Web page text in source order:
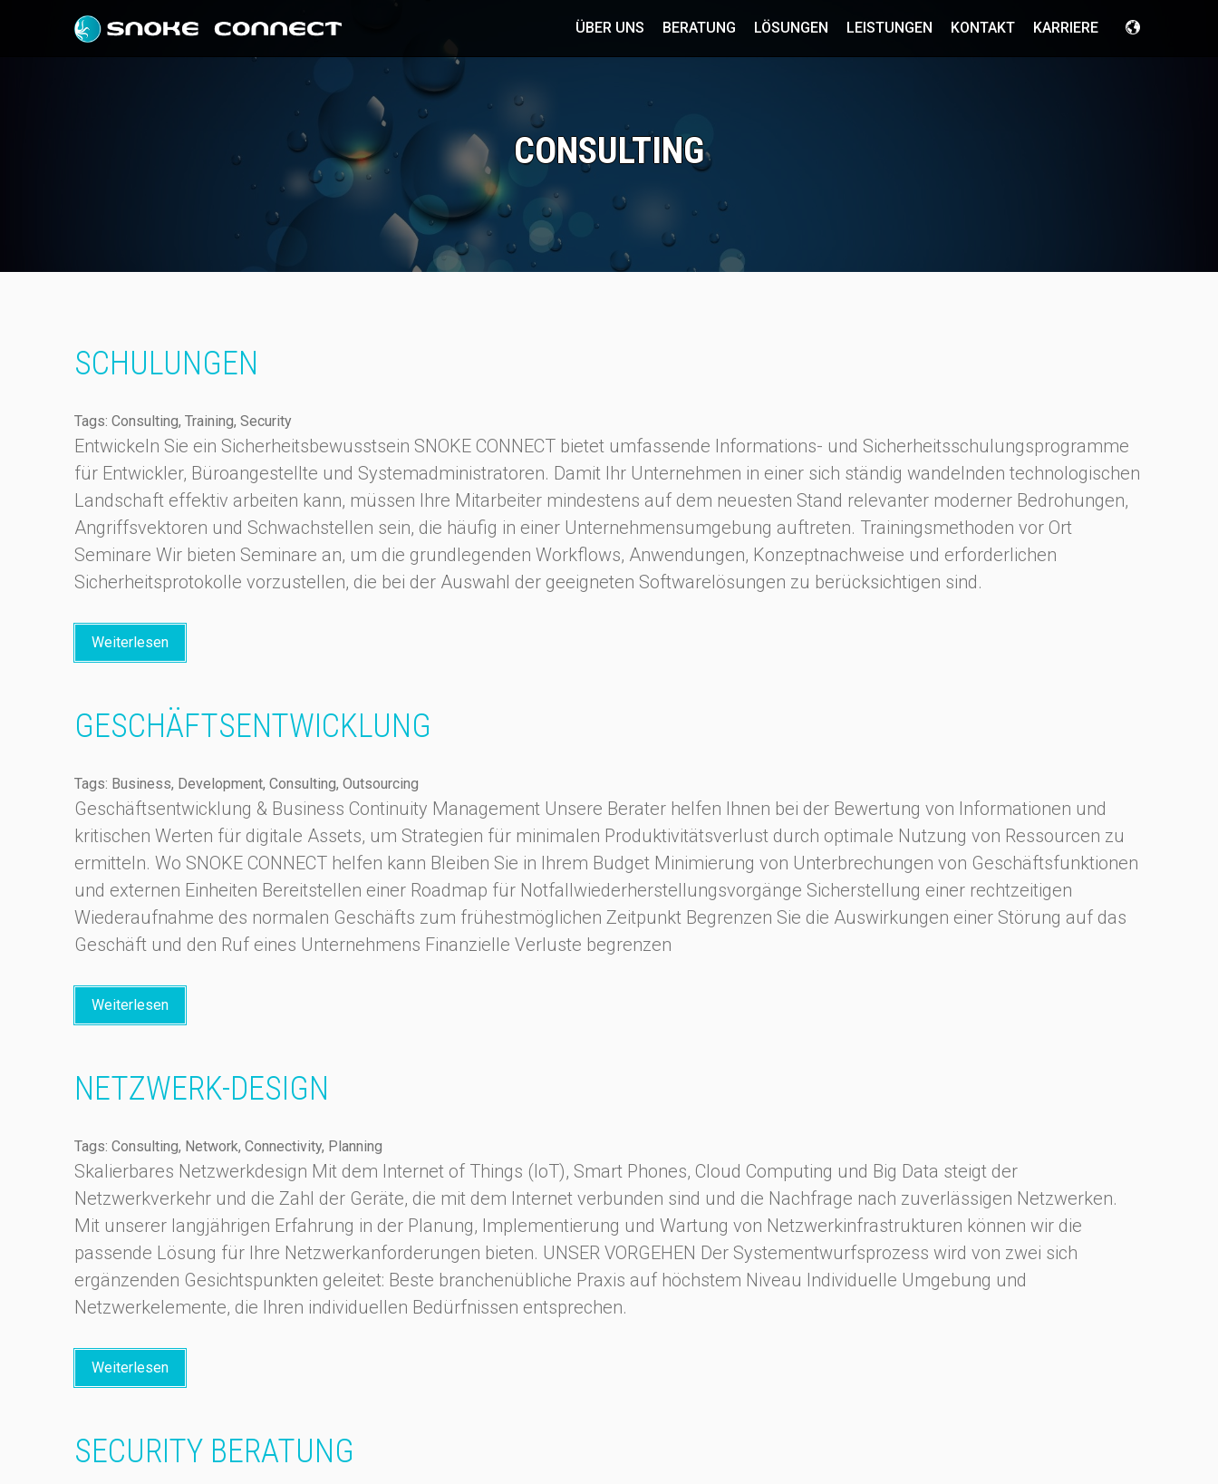
ÜBER UNS BERATUNG LÖSUNGEN LEISTUNGEN KONTAKT KARRIERE
CONSULTING
SCHULUNGEN
Tags: Consulting, Training, Security
Entwickeln Sie ein Sicherheitsbewusstsein SNOKE CONNECT bietet umfassende Informations- und Sicherheitsschulungsprogramme
für Entwickler, Büroangestellte und Systemadministratoren. Damit Ihr Unternehmen in einer sich ständig wandelnden technologischen
Landschaft effektiv arbeiten kann, müssen Ihre Mitarbeiter mindestens auf dem neuesten Stand relevanter moderner Bedrohungen,
Angriffsvektoren und Schwachstellen sein, die häufig in einer Unternehmensumgebung auftreten. Trainingsmethoden vor Ort
Seminare Wir bieten Seminare an, um die grundlegenden Workflows, Anwendungen, Konzeptnachweise und erforderlichen
Sicherheitsprotokolle vorzustellen, die bei der Auswahl der geeigneten Softwarelösungen zu berücksichtigen sind.
Weiterlesen
GESCHÄFTSENTWICKLUNG
Tags: Business, Development, Consulting, Outsourcing
Geschäftsentwicklung & Business Continuity Management Unsere Berater helfen Ihnen bei der Bewertung von Informationen und
kritischen Werten für digitale Assets, um Strategien für minimalen Produktivitätsverlust durch optimale Nutzung von Ressourcen zu
ermitteln. Wo SNOKE CONNECT helfen kann Bleiben Sie in Ihrem Budget Minimierung von Unterbrechungen von Geschäftsfunktionen
und externen Einheiten Bereitstellen einer Roadmap für Notfallwiederherstellungsvorgänge Sicherstellung einer rechtzeitigen
Wiederaufnahme des normalen Geschäfts zum frühestmöglichen Zeitpunkt Begrenzen Sie die Auswirkungen einer Störung auf das
Geschäft und den Ruf eines Unternehmens Finanzielle Verluste begrenzen
Weiterlesen
NETZWERK-DESIGN
Tags: Consulting, Network, Connectivity, Planning
Skalierbares Netzwerkdesign Mit dem Internet of Things (IoT), Smart Phones, Cloud Computing und Big Data steigt der
Netzwerkverkehr und die Zahl der Geräte, die mit dem Internet verbunden sind und die Nachfrage nach zuverlässigen Netzwerken.
Mit unserer langjährigen Erfahrung in der Planung, Implementierung und Wartung von Netzwerkinfrastrukturen können wir die
passende Lösung für Ihre Netzwerkanforderungen bieten. UNSER VORGEHEN Der Systementwurfsprozess wird von zwei sich
ergänzenden Gesichtspunkten geleitet: Beste branchenübliche Praxis auf höchstem Niveau Individuelle Umgebung und
Netzwerkelemente, die Ihren individuellen Bedürfnissen entsprechen.
Weiterlesen
SECURITY BERATUNG